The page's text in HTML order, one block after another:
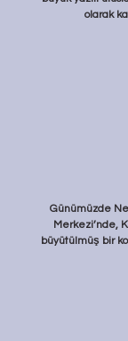
olarak
Günümüzde
Merkezi’nde,
büyütülmüş bir